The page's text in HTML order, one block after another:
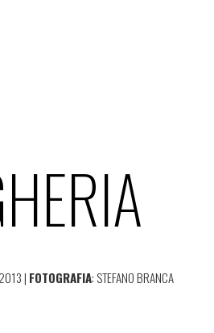
| FOTOGRAFIA: STEFANO BRANCA